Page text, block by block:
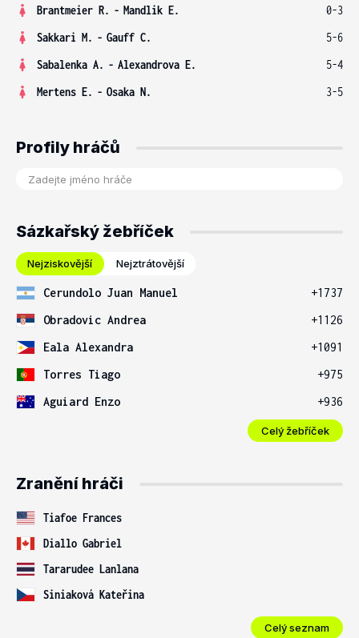
Brantmeier R. - Mandlik E.
0-3
Sakkari M. - Gauff C.
5-6
Sabalenka A. - Alexandrova E.
5-4
Mertens E. - Osaka N. 3-5
Profily hráčů
Sázkařský žebříček
Nejziskovější Nejztrátovější
Cerundolo Juan Manuel
+1737
Obradovic Andrea
+1126
Eala Alexandra
+1091
Torres Tiago
+975
Aguiard Enzo
+936
Celý žebříček
Zranění hráči
Tiafoe Frances
Diallo Gabriel
Tararudee Lanlana
Siniaková Kateřina
Celý seznam